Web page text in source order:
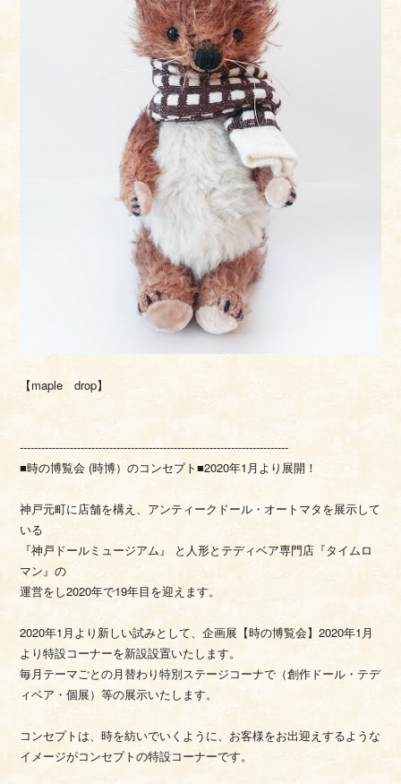
【maple drop】
---------------------------------------------------------------------------
■時の博覧会 (時博）のコンセプト■2020年1月より展開！
神戸元町に店舗を構え、アンティークドール・オートマタを展示して
いる
『神戸ドールミュージアム』 と人形とテディベア専門店『タイムロ
マン』の
運営をし2020年で19年目を迎えます。
2020年1月より新しい試みとして、企画展【時の博覧会】2020年1月
より特設コーナーを新設設置いたします。
毎月テーマごとの月替わり特別ステージコーナで（創作ドール・テデ
ィベア・個展）等の展示いたします。
コンセプトは、時を紡いでいくように、お客様をお出迎えするような
イメージがコンセプトの特設コーナーです。